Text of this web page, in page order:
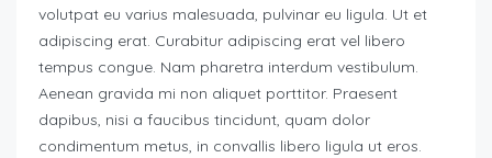
volutpat eu varius malesuada, pulvinar eu ligula. Ut et
adipiscing erat. Curabitur adipiscing erat vel libero
tempus congue. Nam pharetra interdum vestibulum.
Aenean gravida mi non aliquet porttitor. Praesent
dapibus, nisi a faucibus tincidunt, quam dolor
condimentum metus, in convallis libero ligula ut eros.